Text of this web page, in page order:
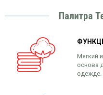
Палитра
Мягкий
основа
одежде.